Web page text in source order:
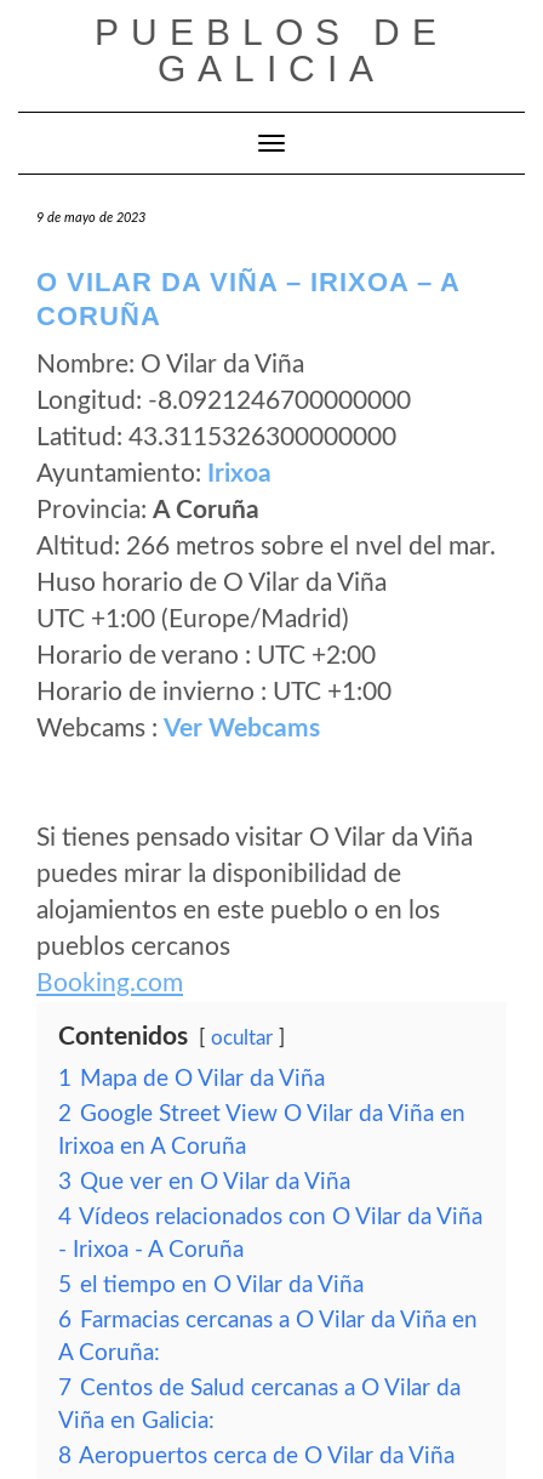
PUEBLOS DE
GALICIA
Cambiar modo de navegación
9 de mayo de 2023
O VILAR DA VIÑA – IRIXOA – A
CORUÑA
Nombre: O Vilar da Viña
Longitud: -8.0921246700000000
Latitud: 43.3115326300000000
Ayuntamiento:
Irixoa
Provincia: A Coruña
Altitud: 266 metros sobre el nvel del mar.
Huso horario de O Vilar da Viña
UTC +1:00 (Europe/Madrid)
Horario de verano : UTC +2:00
Horario de invierno : UTC +1:00
Webcams : Ver Webcams
Si tienes pensado visitar O Vilar da Viña
puedes mirar la disponibilidad de
alojamientos en este pueblo o en los
pueblos cercanos
Booking.com
Contenidos ocultar
1 Mapa de O Vilar da Viña
2 Google Street View O Vilar da Viña en
Irixoa en A Coruña
3 Que ver en O Vilar da Viña
4 Vídeos relacionados con O Vilar da Viña
- Irixoa - A Coruña
5 el tiempo en O Vilar da Viña
6 Farmacias cercanas a O Vilar da Viña en
A Coruña:
7 Centos de Salud cercanas a O Vilar da
Viña en Galicia:
8 Aeropuertos cerca de O Vilar da Viña